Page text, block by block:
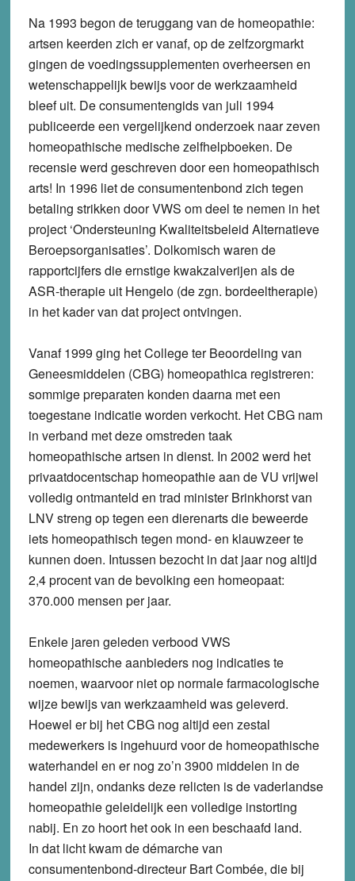
Na 1993 begon de teruggang van de homeopathie:
artsen keerden zich er vanaf, op de zelfzorgmarkt
gingen de voedingssupplementen overheersen en
wetenschappelijk bewijs voor de werkzaamheid
bleef uit. De consumentengids van juli 1994
publiceerde een vergelijkend onderzoek naar zeven
homeopathische medische zelfhelpboeken. De
recensie werd geschreven door een homeopathisch
arts! In 1996 liet de consumentenbond zich tegen
betaling strikken door VWS om deel te nemen in het
project ‘Ondersteuning Kwaliteitsbeleid Alternatieve
Beroepsorganisaties’. Dolkomisch waren de
rapportcijfers die ernstige kwakzalverijen als de
ASR-therapie uit Hengelo (de zgn. bordeeltherapie)
in het kader van dat project ontvingen.
Vanaf 1999 ging het College ter Beoordeling van
Geneesmiddelen (CBG) homeopathica registreren:
sommige preparaten konden daarna met een
toegestane indicatie worden verkocht. Het CBG nam
in verband met deze omstreden taak
homeopathische artsen in dienst. In 2002 werd het
privaatdocentschap homeopathie aan de VU vrijwel
volledig ontmanteld en trad minister Brinkhorst van
LNV streng op tegen een dierenarts die beweerde
iets homeopathisch tegen mond- en klauwzeer te
kunnen doen. Intussen bezocht in dat jaar nog altijd
2,4 procent van de bevolking een homeopaat:
370.000 mensen per jaar.
Enkele jaren geleden verbood VWS
homeopathische aanbieders nog indicaties te
noemen, waarvoor niet op normale farmacologische
wijze bewijs van werkzaamheid was geleverd.
Hoewel er bij het CBG nog altijd een zestal
medewerkers is ingehuurd voor de homeopathische
waterhandel en er nog zo’n 3900 middelen in de
handel zijn, ondanks deze relicten is de vaderlandse
homeopathie geleidelijk een volledige instorting
nabij. En zo hoort het ook in een beschaafd land.
In dat licht kwam de démarche van
consumentenbond-directeur Bart Combée, die bij